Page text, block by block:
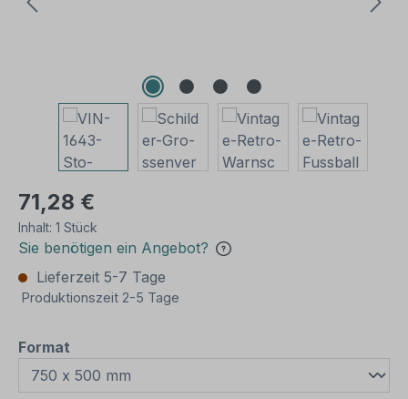
71,28 €
Inhalt: 1 Stück
Sie benötigen ein Angebot?
Lieferzeit 5-7 Tage
Produktionszeit 2-5 Tage
Format